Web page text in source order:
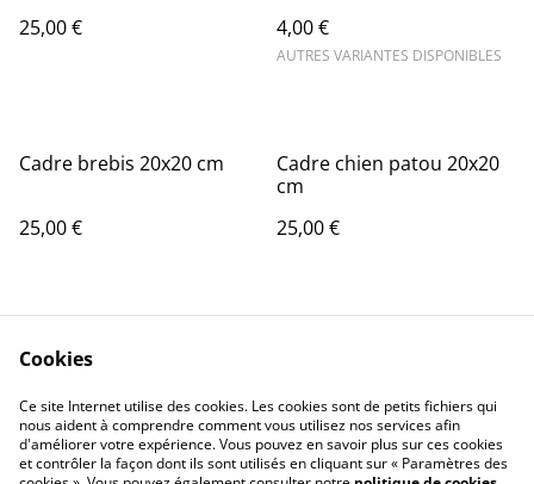
25,00 €
4,00 €
AUTRES VARIANTES DISPONIBLES
Cadre brebis 20x20 cm
25,00 €
Cadre chien patou 20x20
cm
25,00 €
L'atelier graphique
Contactez-moi
Conditions Générales
Confidentialité
Cookies
Ce site Internet utilise des cookies. Les cookies sont de petits fichiers qui
nous aident à comprendre comment vous utilisez nos services afin
d'améliorer votre expérience. Vous pouvez en savoir plus sur ces cookies
et contrôler la façon dont ils sont utilisés en cliquant sur « Paramètres des